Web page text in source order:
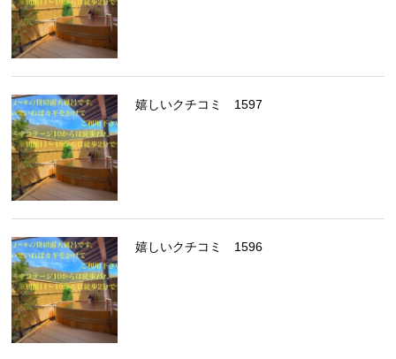
嬉しいクチコミ 1597
嬉しいクチコミ 1596